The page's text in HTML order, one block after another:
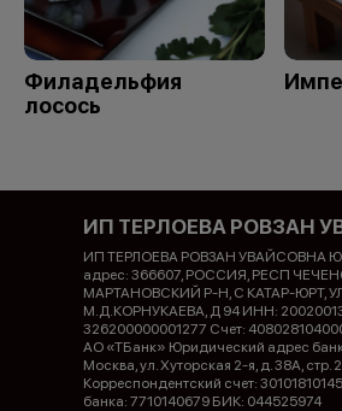
Филадельфия
лосось
ИП ТЕРЛОЕВА РОВЗАН
ИП ТЕРЛОЕВА РОВЗАН УВАЙСОВНА
адрес: 366607, РОССИЯ, РЕСП
МАРТАНОВСКИЙ Р-Н, С КАТАР-ЮРТ,
М.Д.КОРНУКАЕВА, Д 94 ИНН:
326200000001277 Счет:
АО «ТБанк» Юридический адрес
Москва, ул. Хуторская 2-я, д. 38А, стр.
Корреспондентский счет:
банка: 7710140679 БИК: 044525974